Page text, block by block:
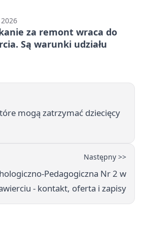
za remont wraca do
Są warunki udziału
mogą zatrzymać dziecięcy
Następny >>
Pedagogiczna Nr 2 w
- kontakt, oferta i zapisy